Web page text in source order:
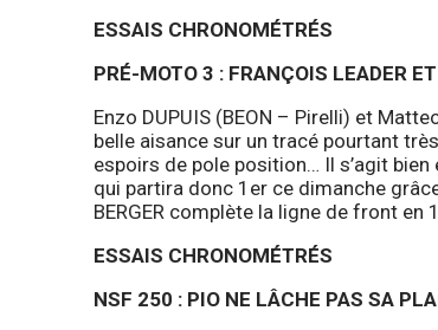
ESSAIS CHRONOMÉTRÉS
PRÉ-MOTO 3 : FRANÇOIS LEADER
Enzo DUPUIS (BEON – Pirelli) et
belle aisance sur un tracé pourtant
espoirs de pole position… Il s’agit bien
qui partira donc 1er ce dimanche
BERGER complète la ligne de front en
ESSAIS CHRONOMÉTRÉS
NSF 250 : PIO NE LÂCHE PAS SA